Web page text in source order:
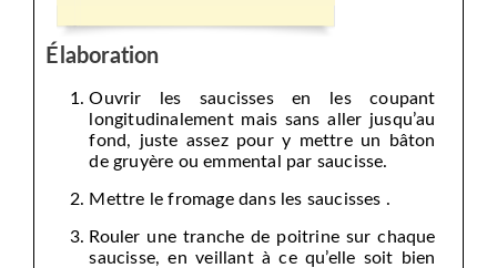
Élaboration
Ouvrir les saucisses en les coupant
longitudinalement mais sans aller jusqu’au
fond, juste assez pour y mettre un bâton
de gruyère ou emmental par saucisse.
Mettre le fromage dans les saucisses .
Rouler une tranche de poitrine sur chaque
saucisse, en veillant à ce qu’elle soit bien